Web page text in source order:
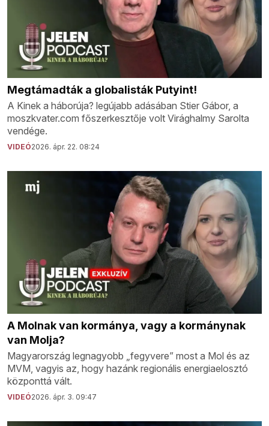
Megtámadták a globalisták Putyint!
A Kinek a háborúja? legújabb adásában Stier Gábor, a
moszkvater.com főszerkesztője volt Virághalmy Sarolta
vendége.
VIDEÓ2026. ápr. 22. 08:24
A Molnak van kormánya, vagy a kormánynak
van Molja?
Magyarország legnagyobb „fegyvere” most a Mol és az
MVM, vagyis az, hogy hazánk regionális energiaelosztó
központtá vált.
VIDEÓ2026. ápr. 3. 09:47